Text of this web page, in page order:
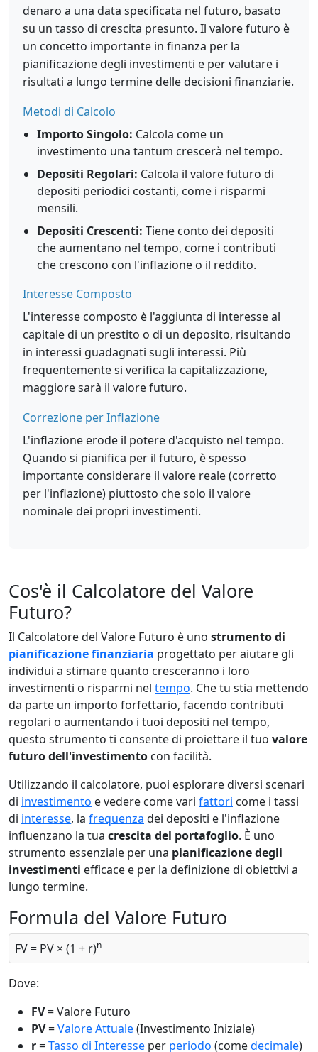
denaro a una data specificata nel futuro, basato
su un tasso di crescita presunto. Il valore futuro è
un concetto importante in finanza per la
pianificazione degli investimenti e per valutare i
risultati a lungo termine delle decisioni finanziarie.
Metodi di Calcolo
Importo Singolo: Calcola come un
investimento una tantum crescerà nel tempo.
Depositi Regolari: Calcola il valore futuro di
depositi periodici costanti, come i risparmi
mensili.
Depositi Crescenti: Tiene conto dei depositi
che aumentano nel tempo, come i contributi
che crescono con l'inflazione o il reddito.
Interesse Composto
L'interesse composto è l'aggiunta di interesse al
capitale di un prestito o di un deposito, risultando
in interessi guadagnati sugli interessi. Più
frequentemente si verifica la capitalizzazione,
maggiore sarà il valore futuro.
Correzione per Inflazione
L'inflazione erode il potere d'acquisto nel tempo.
Quando si pianifica per il futuro, è spesso
importante considerare il valore reale (corretto
per l'inflazione) piuttosto che solo il valore
nominale dei propri investimenti.
Cos'è il Calcolatore del Valore
Futuro?
Il Calcolatore del Valore Futuro è uno strumento di
pianificazione finanziaria progettato per aiutare gli
individui a stimare quanto cresceranno i loro
investimenti o risparmi nel tempo. Che tu stia mettendo
da parte un importo forfettario, facendo contributi
regolari o aumentando i tuoi depositi nel tempo,
questo strumento ti consente di proiettare il tuo valore
futuro dell'investimento con facilità.
Utilizzando il calcolatore, puoi esplorare diversi scenari
di investimento e vedere come vari fattori come i tassi
di interesse, la frequenza dei depositi e l'inflazione
influenzano la tua crescita del portafoglio. È uno
strumento essenziale per una pianificazione degli
investimenti efficace e per la definizione di obiettivi a
lungo termine.
Formula del Valore Futuro
FV = PV × (1 + r)n
Dove:
FV= Valore Futuro
PV=Valore Attuale(Investimento Iniziale)
r=Tasso di Interesse per periodo (comedecimale)